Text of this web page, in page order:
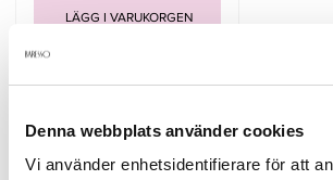
Denna webbplats använder cookies
Vi använder enhetsidentifierare för att
LÄGG I VARUKORGEN
Beskrivning